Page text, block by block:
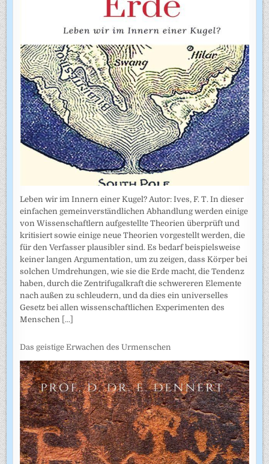
Leben wir im Innern einer Kugel? Autor: Ives, F. T. In dieser
einfachen gemeinverständlichen Abhandlung werden einige
von Wissenschaftlern aufgestellte Theorien überprüft und
kritisiert sowie einige neue Theorien vorgestellt werden, die
für den Verfasser plausibler sind. Es bedarf beispielsweise
keiner langen Argumentation, um zu zeigen, dass Körper bei
solchen Umdrehungen, wie sie die Erde macht, die Tendenz
haben, durch die Zentrifugalkraft die schwereren Elemente
nach außen zu schleudern, und da dies ein universelles
Gesetz bei allen wissenschaftlichen Experimenten des
Menschen [...]
Das geistige Erwachen des Urmenschen